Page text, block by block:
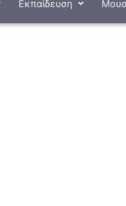
Εκπαίδευση